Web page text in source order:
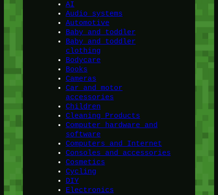
AI
Audio systems
Automotive
Baby and toddler
Baby and toddler
clothing
Bodycare
Books
Cameras
Car and motor
accessories
Children
Cleaning Products
Computer hardware and
software
Computers and Internet
Consoles and accessories
Cosmetics
Cycling
DIY
Electronics